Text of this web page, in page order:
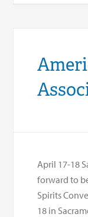
April 17-18
forward to
Spirits
18 in